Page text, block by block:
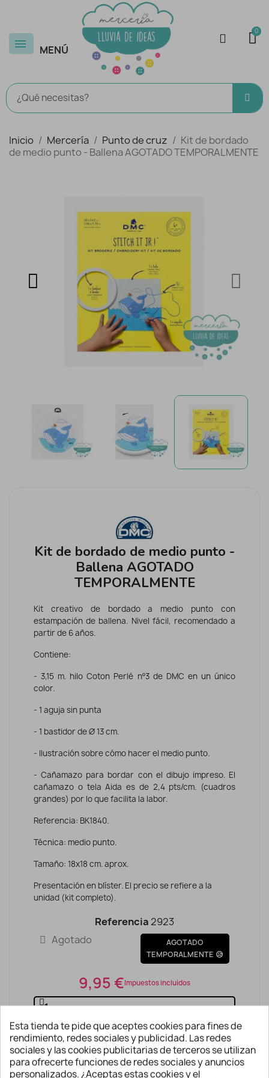
MENÚ
Inicio Mercería Punto de cruz
Kit de bordado
de medio punto - Ballena AGOTADO TEMPORALMENTE
Kit de bordado de medio punto -
Ballena AGOTADO
TEMPORALMENTE
Kit creativo de bordado a medio punto con
estampación de ballena. Nivel fácil, recomendado a
partir de 6 años.
Contiene:
- 3,15 m. hilo Coton Perlé nº3 de DMC en un único
color.
- 1 aguja sin punta
- 1 bastidor de Ø 13 cm.
- Ilustración sobre cómo hacer el medio punto.
- Cañamazo para bordar con el dibujo impreso. El
cañamazo o tela Aida es de 2,4 pts/cm. (cuadros
grandes) por lo que facilita la labor.
Referencia: BK1840.
Técnica: medio punto.
Tamaño: 18x18 cm. aprox.
Presentación en blíster. El precio se refiere a la
unidad (kit completo).
Referencia 2923
Agotado
AGOTADO
TEMPORALMENTE 😥
9,95 €Impuestos incluidos
AÑADIR A LA CESTA
Esta tienda te pide que aceptes cookies para fines de
rendimiento, redes sociales y publicidad. Las redes
sociales y las cookies publicitarias de terceros se utilizan
para ofrecerte funciones de redes sociales y anuncios
personalizados. ¿Aceptas estas cookies y el